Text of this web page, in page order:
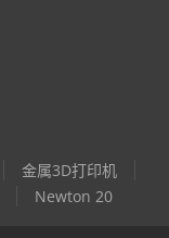
金属3D打印机
Newton 20